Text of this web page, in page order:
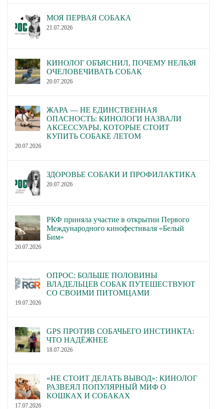
МОЯ ПЕРВАЯ СОБАКА
21.07.2026
КИНОЛОГ ОБЪЯСНИЛ, ПОЧЕМУ НЕЛЬЗЯ
ОЧЕЛОВЕЧИВАТЬ СОБАК
20.07.2026
ЖАРА — НЕ ЕДИНСТВЕННАЯ
ОПАСНОСТЬ: КИНОЛОГИ НАЗВАЛИ
АКСЕССУАРЫ, КОТОРЫЕ СТОИТ
КУПИТЬ СОБАКЕ ЛЕТОМ
20.07.2026
ЗДОРОВЬЕ СОБАКИ И ПРОФИЛАКТИКА
20.07.2026
РКФ приняла участие в открытии Первого
Международного кинофестиваля «Белый
Бим»
20.07.2026
ОПРОС: БОЛЬШЕ ПОЛОВИНЫ
ВЛАДЕЛЬЦЕВ СОБАК ПУТЕШЕСТВУЮТ
СО СВОИМИ ПИТОМЦАМИ
19.07.2026
GPS ПРОТИВ СОБАЧЬЕГО ИНСТИНКТА:
ЧТО НАДЁЖНЕЕ
18.07.2026
«НЕ СТОИТ ДЕЛАТЬ ВЫВОД»: КИНОЛОГ
РАЗВЕЯЛ ПОПУЛЯРНЫЙ МИФ О
КОШКАХ И СОБАКАХ
17.07.2026